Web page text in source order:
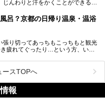
んわりと汗をかくことができるの
先としても人気の京都。
る温泉に浸かってリフレッシュす
ある施設をピックアップしてご紹
呂？京都の日帰り温泉・温浴
張り切ってあっちもこっちもと観光
疲れてぐったり…という方、いま
泉です！京都には、市内にも郊外に
さんあります。そこで、日帰り利用
温浴施設をまとめてみました。
ースTOPへ
報